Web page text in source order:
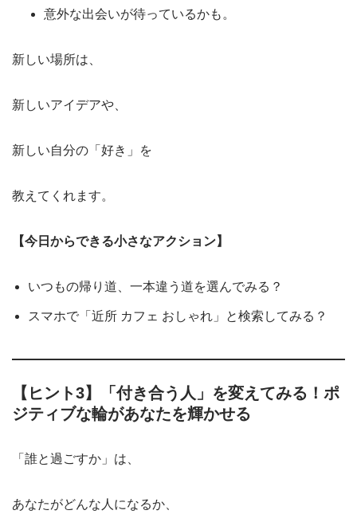
意外な出会いが待っているかも。
新しい場所は、
新しいアイデアや、
新しい自分の「好き」を
教えてくれます。
【今日からできる小さなアクション】
いつもの帰り道、一本違う道を選んでみる？
スマホで「近所 カフェ おしゃれ」と検索してみる？
【ヒント3】「付き合う人」を変えてみる！ポ
ジティブな輪があなたを輝かせる
「誰と過ごすか」は、
あなたがどんな人になるか、